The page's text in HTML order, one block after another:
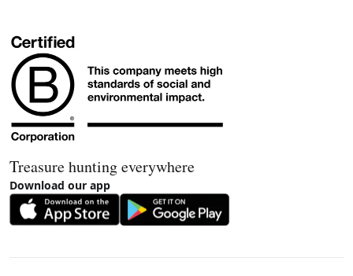
Treasure hunting everywhere
Download our app